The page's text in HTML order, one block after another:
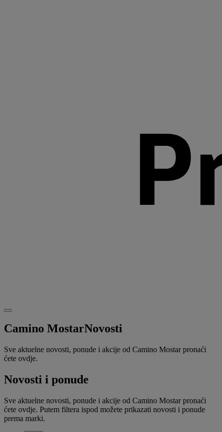
Camino MostarNovosti
Sve aktuelne novosti, ponude i akcije od Camino Mostar pronaći
ćete ovdje.
Novosti i ponude
Sve aktuelne novosti, ponude i akcije od Camino Mostar pronaći
ćete ovdje. Putem filtera ispod možete prikazati novosti i ponude
prema marki.